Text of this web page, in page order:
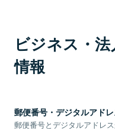
ビジネス・
情報
郵便番号・デジタルアド
郵便番号とデジタルアドレ